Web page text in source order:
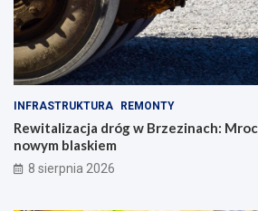
INFRASTRUKTURA REMONTY
Rewitalizacja dróg w Brzezinach:
nowym blaskiem
8 sierpnia 2026